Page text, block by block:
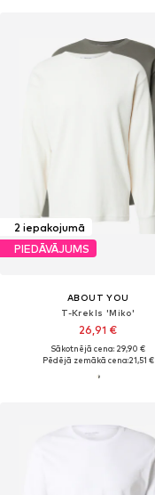
2 iepakojumā
PIEDĀVĀJUMS
ABOUT YOU
T-Krekls 'Miko'
26,91 €
Sākotnējā cena: 29,90 €
Pēdējā zemākā cena:21,51 €